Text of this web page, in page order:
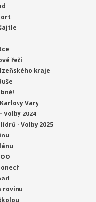
řeči
kraje
Vary
Volby 2024
- Volby 2025
rovinu